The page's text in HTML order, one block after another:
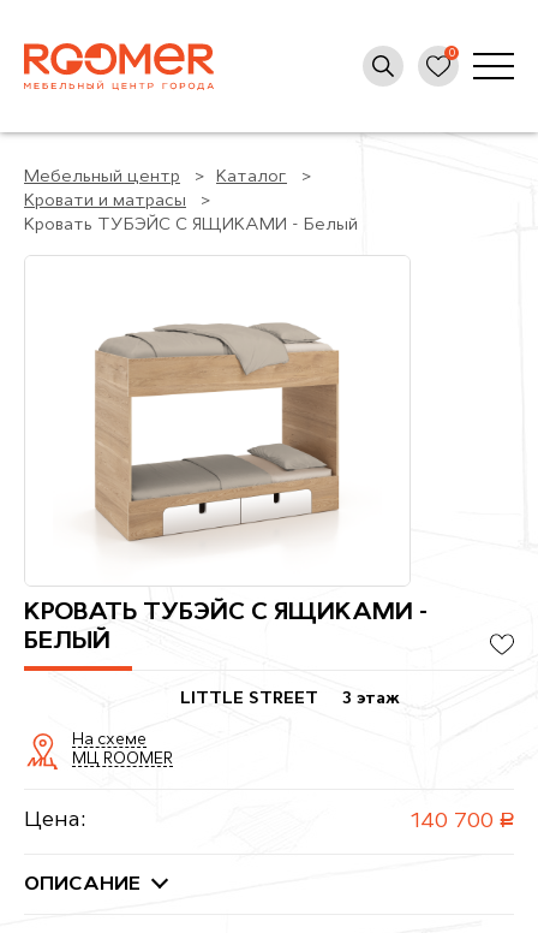
Мебельный центр
Каталог
Кровати и матрасы
Кровать ТУБЭЙС С ЯЩИКАМИ - Белый
КРОВАТЬ ТУБЭЙС С ЯЩИКАМИ -
БЕЛЫЙ
LITTLE STREET 3 этаж
На схеме
МЦ ROOMER
Цена: 140 700 руб.
ОПИСАНИЕ